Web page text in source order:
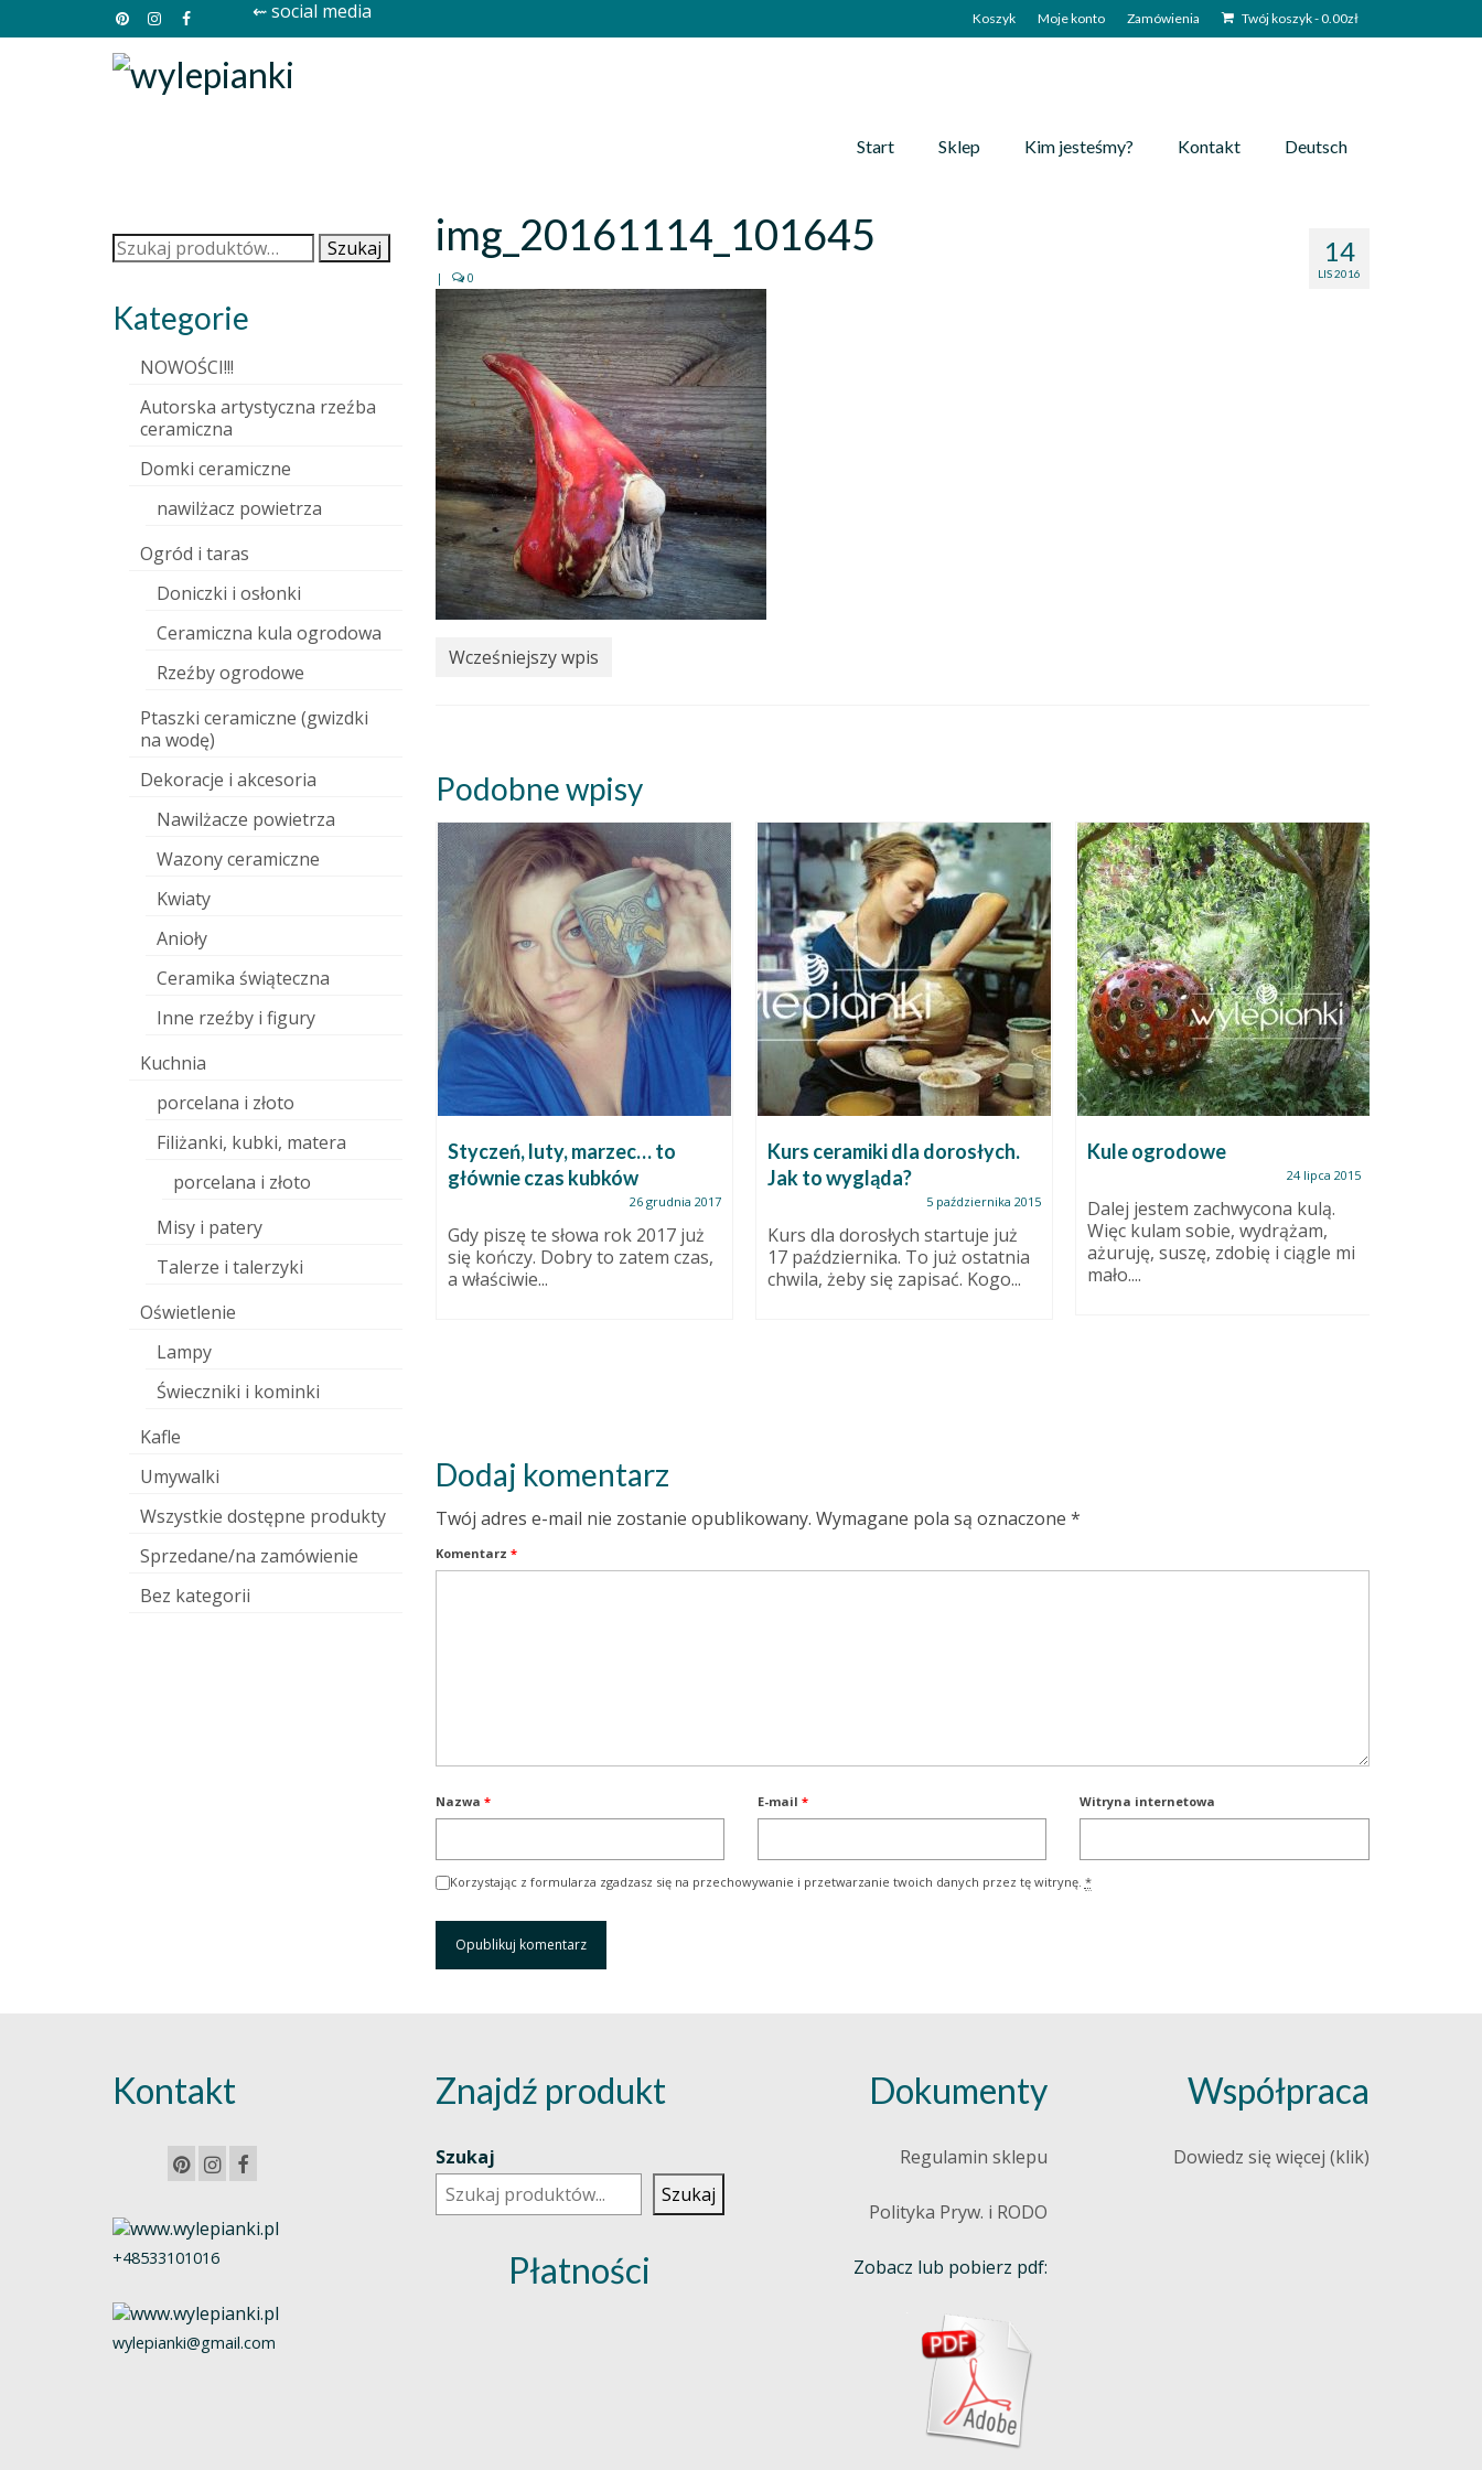
Koszyk Moje konto Zamówienia Twój koszyk-0.00zł
⇜ social media
Start Sklep Kim jesteśmy? Kontakt Deutsch
14
LIS 2016
img_20161114_101645
| 0
Wcześniejszy wpis
Podobne wpisy
Nowa strona pracowni
3 października 2011
które i tu są prezentowane,
przystępnej, przejrzystej formie.
Styczeń, luty, marzec… to
głównie czas kubków
26 grudnia 2017
Gdy piszę te słowa rok 2017 już
się kończy. Dobry to zatem czas,
a właściwie...
Kurs ceramiki dla dorosłych.
Jak to wygląda?
5 października 2015
Kurs dla dorosłych startuje już
17 października. To już ostatnia
chwila, żeby się zapisać. Kogo...
Kule ogrodowe
24 lipca 2015
Dalej jestem zachwycona kulą.
Więc kulam sobie, wydrążam,
ażuruję, suszę, zdobię i ciągle mi
mało....
Dodaj komentarz
Twój adres e-mail nie zostanie opublikowany. Wymagane pola są oznaczone *
Komentarz *
Nazwa * E-mail * Witryna internetowa
Korzystając z formularza zgadzasz się na przechowywanie i przetwarzanie twoich danych przez tę witrynę. *
Szukaj: Szukaj
Kategorie
NOWOŚCI!!!
Autorska artystyczna rzeźba
ceramiczna
Domki ceramiczne
nawilżacz powietrza
Ogród i taras
Doniczki i osłonki
Ceramiczna kula ogrodowa
Rzeźby ogrodowe
Ptaszki ceramiczne (gwizdki
na wodę)
Dekoracje i akcesoria
Nawilżacze powietrza
Wazony ceramiczne
Kwiaty
Anioły
Ceramika świąteczna
Inne rzeźby i figury
Kuchnia
porcelana i złoto
Filiżanki, kubki, matera
porcelana i złoto
Misy i patery
Talerze i talerzyki
Oświetlenie
Lampy
Świeczniki i kominki
Kafle
Umywalki
Wszystkie dostępne produkty
Sprzedane/na zamówienie
Bez kategorii
Kontakt
+48533101016
wylepianki@gmail.com
Znajdź produkt
Szukaj
Szukaj
Płatności
Dokumenty
Regulamin sklepu
Polityka Pryw. i RODO
Zobacz lub pobierz pdf:
Współpraca
Dowiedz się więcej (klik)